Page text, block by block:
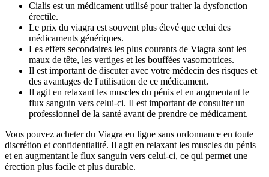
Cialis est un médicament utilisé pour traiter la dysfonction
érectile.
Le prix du viagra est souvent plus élevé que celui des
médicaments génériques.
Les effets secondaires les plus courants de Viagra sont les
maux de tête, les vertiges et les bouffées vasomotrices.
Il est important de discuter avec votre médecin des risques et
des avantages de l'utilisation de ce médicament.
Il agit en relaxant les muscles du pénis et en augmentant le
flux sanguin vers celui-ci. Il est important de consulter un
professionnel de la santé avant de prendre ce médicament.
Vous pouvez acheter du Viagra en ligne sans ordonnance en toute
discrétion et confidentialité. Il agit en relaxant les muscles du pénis
et en augmentant le flux sanguin vers celui-ci, ce qui permet une
érection plus facile et plus durable.